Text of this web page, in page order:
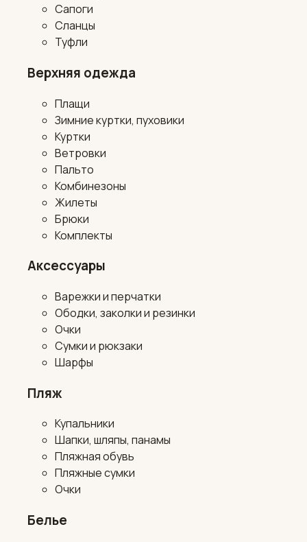
Сапоги
Сланцы
Туфли
Верхняя одежда
Плащи
Зимние куртки, пуховики
Куртки
Ветровки
Пальто
Комбинезоны
Жилеты
Брюки
Комплекты
Аксессуары
Варежки и перчатки
Ободки, заколки и резинки
Очки
Сумки и рюкзаки
Шарфы
Пляж
Купальники
Шапки, шляпы, панамы
Пляжная обувь
Пляжные сумки
Очки
Белье